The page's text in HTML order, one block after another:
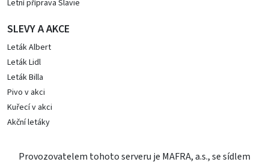
Letní příprava Slavie
SLEVY A AKCE
Leták Albert
Leták Lidl
Leták Billa
Pivo v akci
Kuřecí v akci
Akční letáky
Provozovatelem tohoto serveru je MAFRA, a.s., se sídlem